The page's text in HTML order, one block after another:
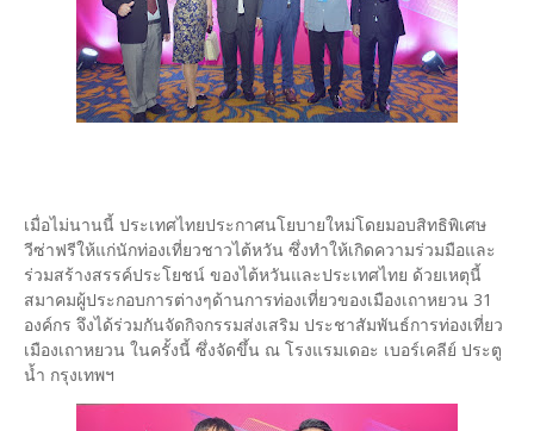
เมื่อไม่นานนี้ ประเทศไทยประกาศนโยบายใหม่โดยมอบสิทธิพิเศษ
วีซ่าฟรีให้แก่นักท่องเที่ยวชาวไต้หวัน ซึ่งทำให้เกิดความร่วมมือและ
ร่วมสร้างสรรค์ประโยชน์ ของไต้หวันและประเทศไทย ด้วยเหตุนี้
สมาคมผู้ประกอบการต่างๆด้านการท่องเที่ยวของเมืองเถาหยวน 31
องค์กร จึงได้ร่วมกันจัดกิจกรรมส่งเสริม ประชาสัมพันธ์การท่องเที่ยว
เมืองเถาหยวน ในครั้งนี้ ซึ่งจัดขึ้น ณ โรงแรมเดอะ เบอร์เคลีย์ ประตู
น้ำ กรุงเทพฯ